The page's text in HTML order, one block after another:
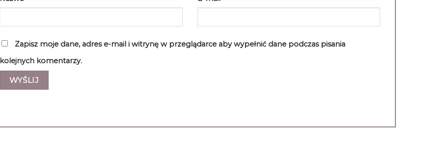
Zapisz moje dane, adres e-mail i witrynę w przeglądarce aby wypełnić dane podczas pisania
kolejnych komentarzy.